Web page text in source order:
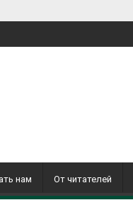
нам От читателей